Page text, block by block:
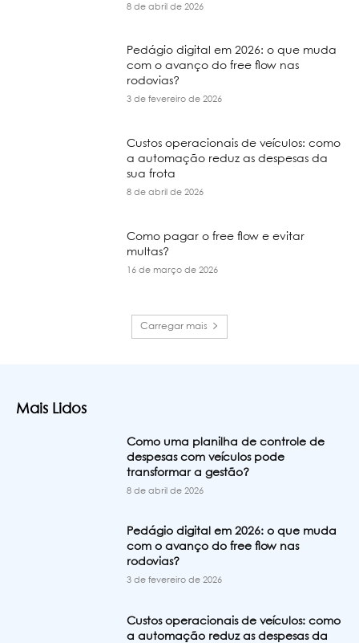
8 de abril de 2026
Pedágio digital em 2026: o que muda
com o avanço do free flow nas
rodovias?
3 de fevereiro de 2026
Custos operacionais de veículos: como
a automação reduz as despesas da
sua frota
8 de abril de 2026
Como pagar o free flow e evitar
multas?
16 de março de 2026
Carregar mais
Mais Lidos
Como uma planilha de controle de
despesas com veículos pode
transformar a gestão?
8 de abril de 2026
Pedágio digital em 2026: o que muda
com o avanço do free flow nas
rodovias?
3 de fevereiro de 2026
Custos operacionais de veículos: como
a automação reduz as despesas da